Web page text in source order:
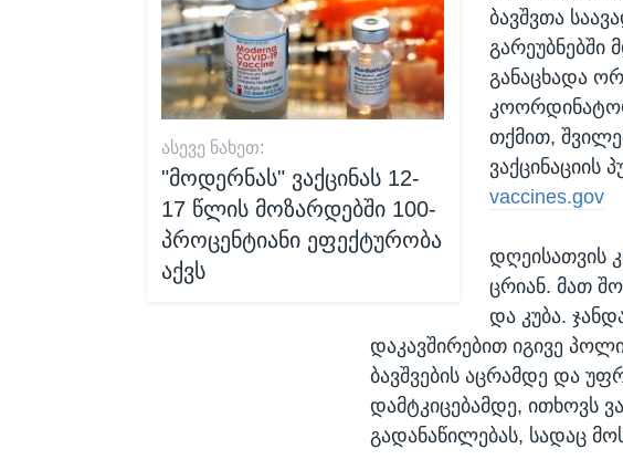
ᲐᲡᲔᲕᲔ ᲜᲐᲮᲔᲗ:
"მოდერნას" ვაქცინას 12-
17 წლის მოზარდებში 100-
პროცენტიანი ეფექტურობა
აქვს
ბავშვთა
გარეუბნებში
განაცხადა
თქმით,
ვაქცინაციის
vaccines.gov
დღეისათვის
ცრიან. მათ
და კუბა.
დაკავშირებით იგივე
ბავშვების აცრამდე და
დამტკიცებამდე, ითხოვს
გადანაწილებას, სადაც